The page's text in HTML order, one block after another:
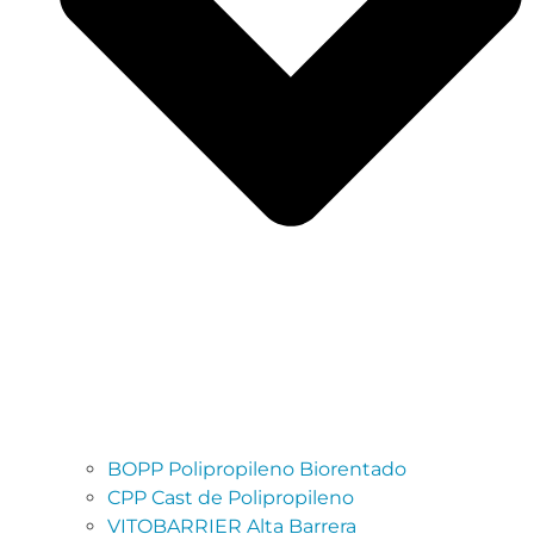
BOPP Polipropileno Biorentado
CPP Cast de Polipropileno
VITOBARRIER Alta Barrera